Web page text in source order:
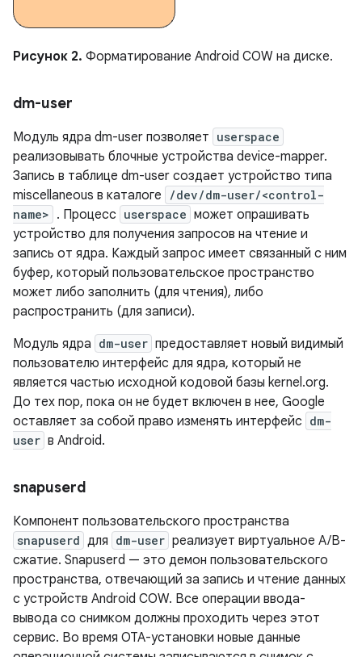
Рисунок 2. Форматирование Android COW на диске.
dm-user
Модуль ядра dm-user позволяет userspace
реализовывать блочные устройства device-mapper.
Запись в таблице dm-user создает устройство типа
miscellaneous в каталоге
/dev/dm-user/<control-
name> . Процесс userspace может опрашивать
устройство для получения запросов на чтение и
запись от ядра. Каждый запрос имеет связанный с ним
буфер, который пользовательское пространство
может либо заполнить (для чтения), либо
распространить (для записи).
Модуль ядра dm-user предоставляет новый видимый
пользователю интерфейс для ядра, который не
является частью исходной кодовой базы kernel.org.
До тех пор, пока он не будет включен в нее, Google
оставляет за собой право изменять интерфейс dm-
user в Android.
snapuserd
Компонент пользовательского пространства
snapuserd для dm-user реализует виртуальное A/B-
сжатие. Snapuserd — это демон пользовательского
пространства, отвечающий за запись и чтение данных
с устройств Android COW. Все операции ввода-
вывода со снимком должны проходить через этот
сервис. Во время OTA-установки новые данные